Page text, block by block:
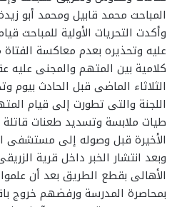
المباحث محمد قابيل ومحمد أبو
وأكدت التحريات الأولية للمباحث
عليه وتحذيره بعدم معاكسة
كلامية بين المتهم والمجنى عليه
الثلاثاء الماضى قبل الحادث
اللجنة والتى تطورت إلى قيام
طيات ملابسة وتسديد طعنات قاتلة
الأخيرة قبل وصوله إلى مستشفى
وبعد انتشار الخبر داخل قرية
الأهالى بقطع الطريق بعد أن
بمحاصرة المدرسة ورفضهم خروج